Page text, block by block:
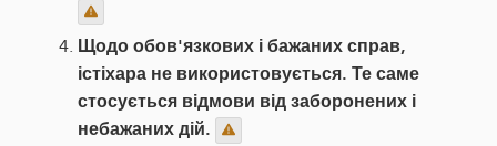
Щодо обов'язкових і бажаних справ,
істіхара не використовується. Те саме
стосується відмови від заборонених і
небажаних дій.